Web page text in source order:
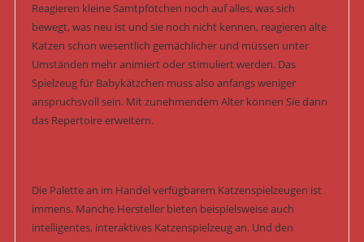
Reagieren kleine Samtpfötchen noch auf alles, was sich
bewegt, was neu ist und sie noch nicht kennen, reagieren alte
Katzen schon wesentlich gemächlicher und müssen unter
Umständen mehr animiert oder stimuliert werden. Das
Spielzeug für Babykätzchen muss also anfangs weniger
anspruchsvoll sein. Mit zunehmendem Alter können Sie dann
das Repertoire erweitern.
Die Palette an im Handel verfügbarem Katzenspielzeugen ist
immens. Manche Hersteller bieten beispielsweise auch
intelligentes, interaktives Katzenspielzeug an. Und den